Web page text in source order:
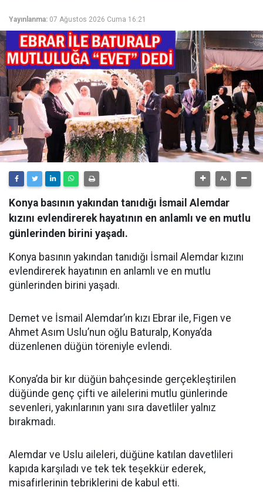
Yayınlanma: 07 Ağustos 2026 Cuma 16:21
Konya basının yakından tanıdığı İsmail Alemdar
kızını evlendirerek hayatının en anlamlı ve en mutlu
günlerinden birini yaşadı.
Konya basının yakından tanıdığı İsmail Alemdar kızını
evlendirerek hayatının en anlamlı ve en mutlu
günlerinden birini yaşadı.
Demet ve İsmail Alemdar’ın kızı Ebrar ile, Figen ve
Ahmet Asım Uslu’nun oğlu Baturalp, Konya’da
düzenlenen düğün töreniyle evlendi.
Konya’da bir kır düğün bahçesinde gerçekleştirilen
düğünde genç çifti ve ailelerini mutlu günlerinde
sevenleri, yakınlarının yanı sıra davetliler yalnız
bırakmadı.
Alemdar ve Uslu aileleri, düğüne katılan davetlileri
kapıda karşıladı ve tek tek teşekkür ederek,
misafirlerinin tebriklerini de kabul etti.